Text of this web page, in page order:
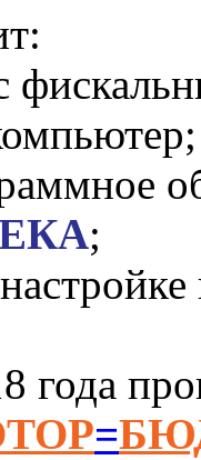
;
года
=